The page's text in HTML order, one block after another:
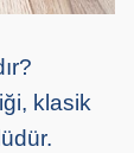
klasik